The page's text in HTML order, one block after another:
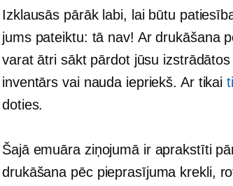
Izklausās pārāk labi, lai būtu
jums pateiktu: tā nav! Ardrukāšana
varat ātri sākt pārdot jūsu
inventārs vai nauda iepriekš. Ar tikai
doties.
Šajā emuāra ziņojumā ir aprakstīti
drukāšana pēc pieprasījuma krekli,